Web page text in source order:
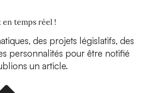
en temps réel !
des projets législatifs, des
personnalités pour être notifié
un article.